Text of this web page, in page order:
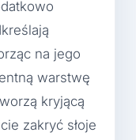
na jego
warstwę
kryjącą
zakryć słoje